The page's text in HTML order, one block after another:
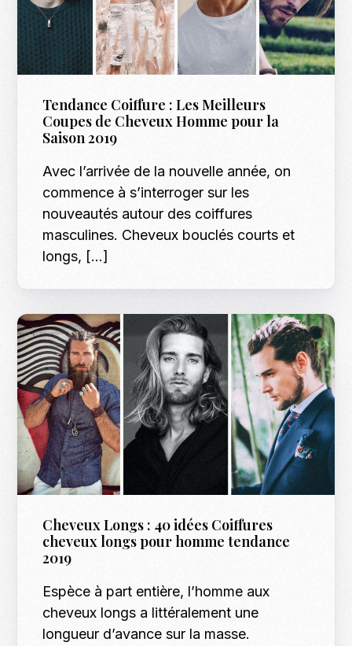
Tendance Coiffure : Les Meilleurs
Coupes de Cheveux Homme pour la
Saison 2019
Avec l’arrivée de la nouvelle année, on
commence à s’interroger sur les
nouveautés autour des coiffures
masculines. Cheveux bouclés courts et
longs, […]
Cheveux Longs : 40 idées Coiffures
cheveux longs pour homme tendance
2019
Espèce à part entière, l’homme aux
cheveux longs a littéralement une
longueur d’avance sur la masse.